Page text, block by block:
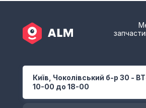
Київ, Чоколівський б-р 30 -
10-00 до 18-00